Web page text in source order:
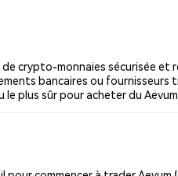
crypto-monnaies sécurisée
bancaires ou
plus sûr pour acheter du